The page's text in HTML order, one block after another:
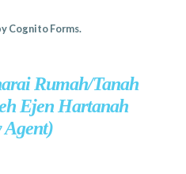
Rumah/Tanah
Ejen Hartanah
Agent)